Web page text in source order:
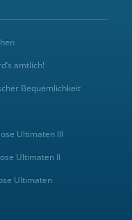
amtlich!
Bequemlichkeit
Ultimaten III
Ultimaten II
Ultimaten